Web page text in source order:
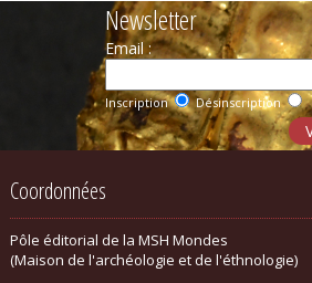
Newsletter
Email :
Inscription Désinscription
Coordonnées
Pôle éditorial de la MSH Mondes
(Maison de l'archéologie et de l'éthnologie)